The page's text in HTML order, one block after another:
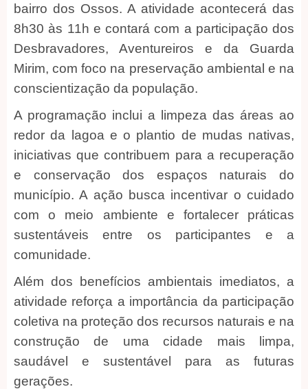
bairro dos Ossos. A atividade acontecerá das
8h30 às 11h e contará com a participação dos
Desbravadores, Aventureiros e da Guarda
Mirim, com foco na preservação ambiental e na
conscientização da população.
A programação inclui a limpeza das áreas ao
redor da lagoa e o plantio de mudas nativas,
iniciativas que contribuem para a recuperação
e conservação dos espaços naturais do
município. A ação busca incentivar o cuidado
com o meio ambiente e fortalecer práticas
sustentáveis entre os participantes e a
comunidade.
Além dos benefícios ambientais imediatos, a
atividade reforça a importância da participação
coletiva na proteção dos recursos naturais e na
construção de uma cidade mais limpa,
saudável e sustentável para as futuras
gerações.